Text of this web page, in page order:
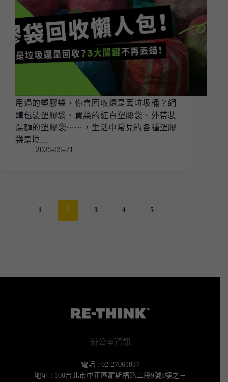
用過的塑膠袋，你會回收還是丟垃圾桶？網
購包裝塑膠袋、買菜的紅白塑膠袋、外帶裝
湯麵的塑膠袋⋯⋯，生活中常見的各種塑膠
袋是垃…
2025-05-21
1 2 3 4 5
辦公室資訊
電話 : 02-27061837
地址 : 100台北市中正區羅斯福路二段9號8樓之三